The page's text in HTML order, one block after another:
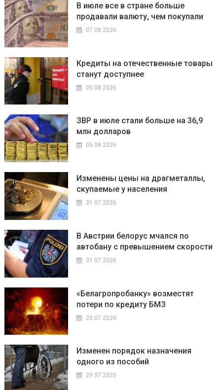
В июле все в стране больше
продавали валюту, чем покупали
07.08.2026
Кредиты на отечественные товары
станут доступнее
05.08.2026
ЗВР в июле стали больше на 36,9
млн долларов
05.08.2026
Изменены цены на драгметаллы,
скупаемые у населения
31.07.2026
В Австрии белорус мчался по
автобану с превышением скорости
31.07.2026
«Белагропробанку» возместят
потери по кредиту БМЗ
29.07.2026
Изменен порядок назначения
одного из пособий
29.07.2026